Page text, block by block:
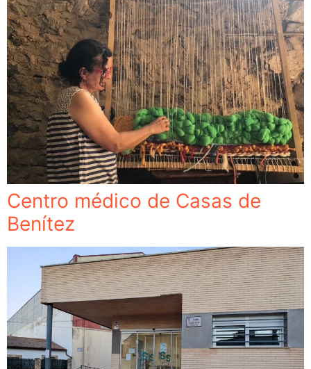
Centro médico de Casas de
Benítez